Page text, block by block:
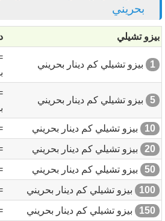
بحريني
بيزو تشيلي
1 بيزو تشيلي كم دينار بحريني
5 بيزو تشيلي كم دينار بحريني
10
بيزو تشيلي كم دينار بحريني
20
بيزو تشيلي كم دينار بحريني
50
بيزو تشيلي كم دينار بحريني
100
بيزو تشيلي كم دينار بحريني
150
بيزو تشيلي كم دينار بحريني